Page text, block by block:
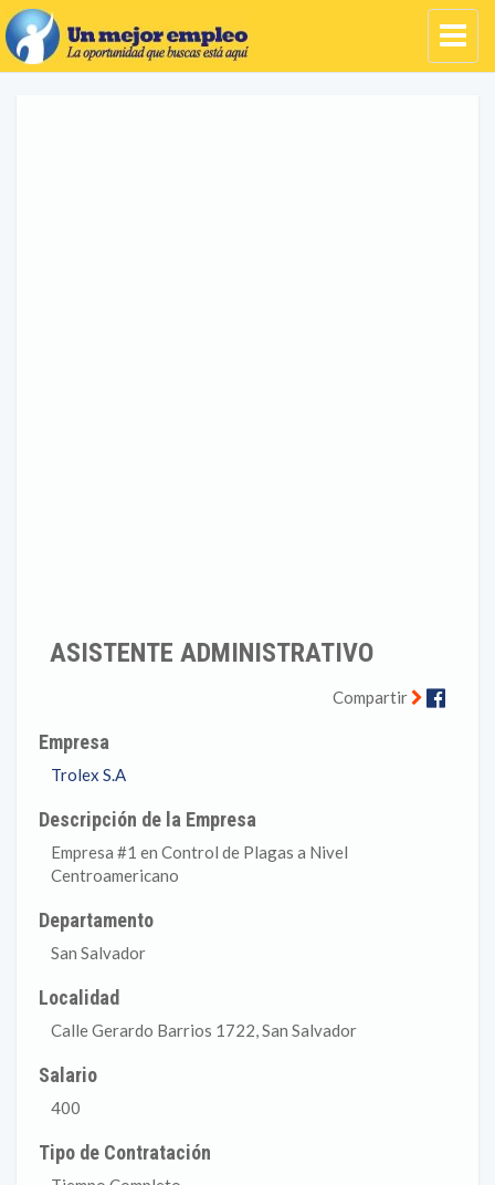
ASISTENTE ADMINISTRATIVO
Compartir
Empresa
Trolex S.A
Descripción de la Empresa
Empresa #1 en Control de Plagas a Nivel
Centroamericano
Departamento
San Salvador
Localidad
Calle Gerardo Barrios 1722, San Salvador
Salario
400
Tipo de Contratación